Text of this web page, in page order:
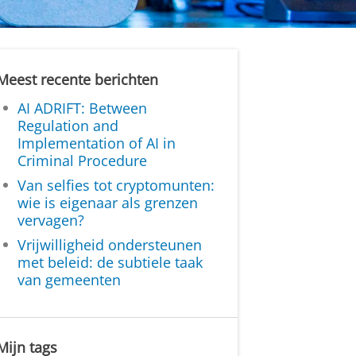
recente berichten
AI ADRIFT: Between
Regulation and
Implementation of AI in
Criminal Procedure
Van selfies tot cryptomunten:
wie is eigenaar als grenzen
vervagen?
Vrijwilligheid ondersteunen
met beleid: de subtiele taak
van gemeenten
tags